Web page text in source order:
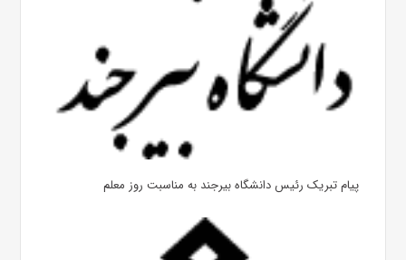
پیام تبریک رئیس دانشگاه بیرجند به مناسبت روز معلم